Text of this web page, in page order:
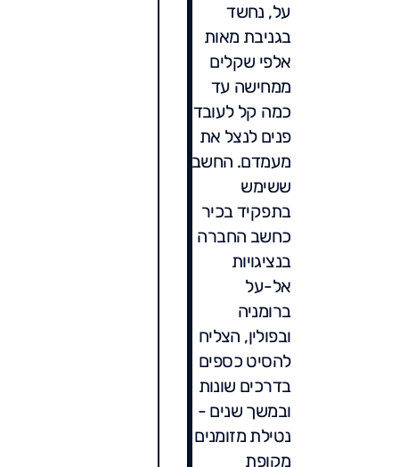
על, נחשד
בגניבת מאות
אלפי שקלים
ממחישה עד
כמה קל לעובדי
פנים לנצל את
מעמדם. החשב
ששימש
בתפקיד בכיר
כחשב החברה
בנציגויות
אל-על
ברומניה
ובפולין, הצליח
להסיט כספים
בדרכים שונות
ובמשך שנים -
נטילת מזומנים
מקופת